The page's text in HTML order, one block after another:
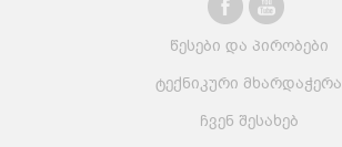
ჩვენ შესახებ
წესები და პირობები
ტექნიკური მხარდაჭერა